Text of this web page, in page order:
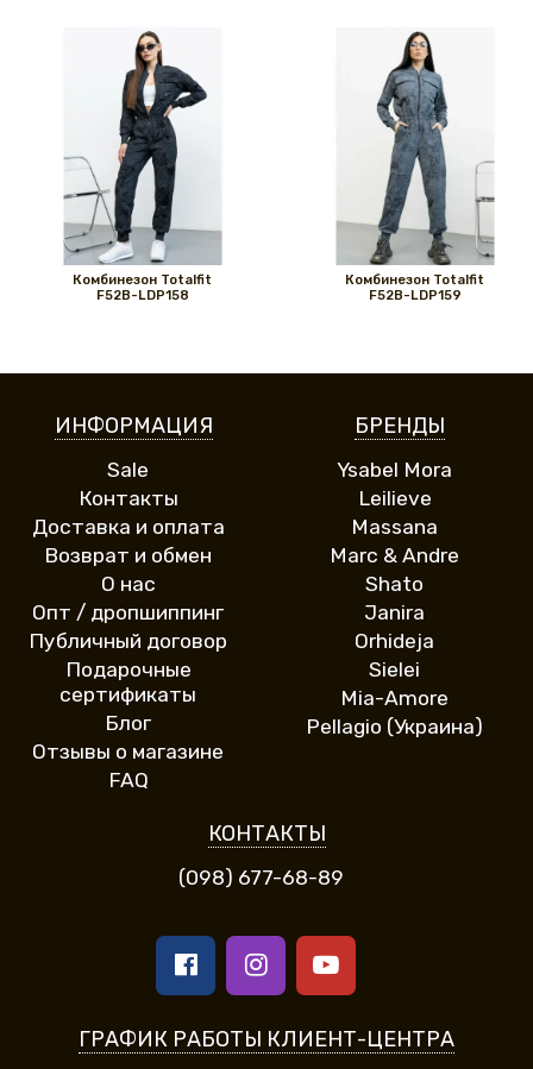
Комбинезон Totalfit
F52B-LDP158
Комбинезон Totalfit
F52B-LDP159
ИНФОРМАЦИЯ
Sale
Контакты
Доставка и оплата
Возврат и обмен
О нас
Опт / дропшиппинг
Публичный договор
Подарочные
сертификаты
Блог
Отзывы о магазине
FAQ
БРЕНДЫ
Ysabel Mora
Leilieve
Massana
Marc & Andre
Shato
Janira
Orhideja
Sielei
Mia-Amore
Pellagio (Украина)
КОНТАКТЫ
(098) 677-68-89
ГРАФИК РАБОТЫ КЛИЕНТ-ЦЕНТРА